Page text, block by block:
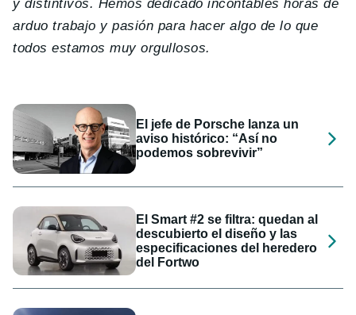
y distintivos. Hemos dedicado incontables horas de
arduo trabajo y pasión para hacer algo de lo que
todos estamos muy orgullosos.
El jefe de Porsche lanza un
aviso histórico: “Así no
podemos sobrevivir”
El Smart #2 se filtra: quedan al
descubierto el diseño y las
especificaciones del heredero
del Fortwo